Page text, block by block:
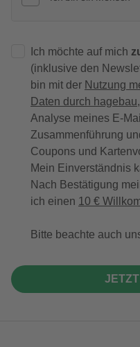
Ich möchte auf mich
(inklusive den
bin mit der Nutzung
Daten durch hagebau
Analyse meines E-
Zusammenführung
Coupons und
Mein Einverständnis
Nach Bestätigung
ich einen 10 €
Bitte beachte auch